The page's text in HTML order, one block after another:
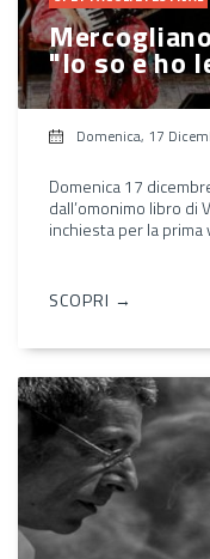
"Io so e ho
Domenica, 17
Domenica 17
dall’omonimo libro di
inchiesta per la prima
SCOPRI →